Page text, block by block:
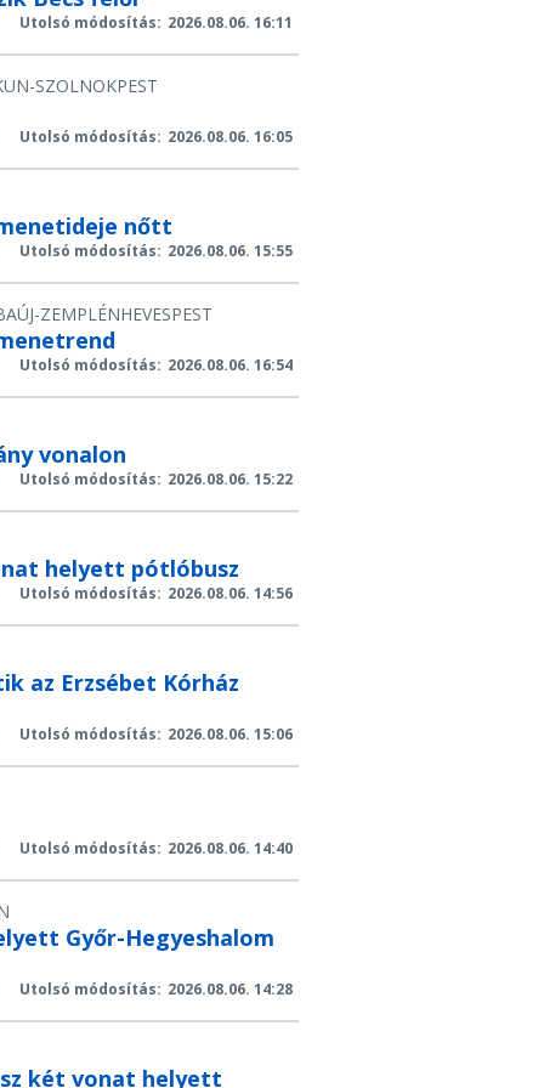
Utolsó módosítás: 2026.08.06. 16:11
SZOLNOKPEST
Utolsó módosítás: 2026.08.06. 16:05
nőtt
Utolsó módosítás: 2026.08.06. 15:55
ZEMPLÉNHEVESPEST
Utolsó módosítás: 2026.08.06. 16:54
vonalon
Utolsó módosítás: 2026.08.06. 15:22
helyett pótlóbusz
Utolsó módosítás: 2026.08.06. 14:56
az Erzsébet Kórház
Utolsó módosítás: 2026.08.06. 15:06
Utolsó módosítás: 2026.08.06. 14:40
Győr-Hegyeshalom
Utolsó módosítás: 2026.08.06. 14:28
két vonat helyett